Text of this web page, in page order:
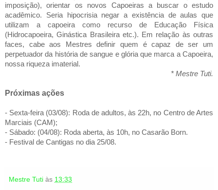
imposição), orientar os novos Capoeiras a buscar o estudo
acadêmico. Seria hipocrisia negar a existência de aulas que
utilizam a capoeira como recurso de Educação Física
(Hidrocapoeira, Ginástica Brasileira etc.). Em relação às outras
faces, cabe aos Mestres definir quem é capaz de ser um
perpetuador da história de sangue e glória que marca a Capoeira,
nossa riqueza imaterial.
* Mestre Tuti.
Próximas ações
- Sexta-feira (03/08): Roda de adultos, às 22h, no Centro de Artes
Marciais (CAM);
- Sábado: (04/08): Roda aberta, às 10h, no Casarão Born.
- Festival de Cantigas no dia 25/08.
Mestre Tuti às 13:33